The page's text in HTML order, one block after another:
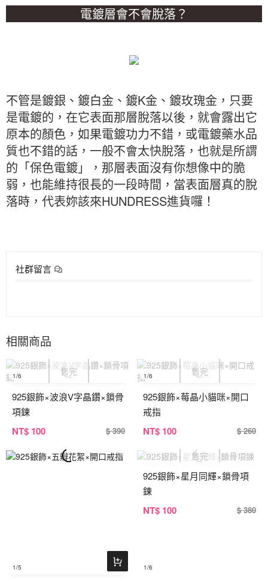
電鍍層會不會脫落？
不管是鍍銀、鍍白金、鍍K金、鍍玫瑰金，只要
是電鍍的，在它表面那層脫落以後，就會露出它
原本的顏色，如果電鍍功力不錯，或電鍍藥水品
質也不錯的話，一般不會太快脫落，也就是所謂
的「保色電鍍」，那層表面沒有你想像中的脆
弱，也能維持很長的一段時間，當表面層真的脫
落時，代表妳該來HUNDRESS進貨囉！
社群留言
相關商品
1/6
925銀飾×波浪V字晶鑽×鎖骨
項鍊
NT$ 100 $ 390
1/6
925銀飾×莓晶小貓咪×開口
戒指
NT$ 100 $ 260
1/5 1/6
925銀飾×星月同輝×鎖骨項
鍊
NT$ 100 $ 380